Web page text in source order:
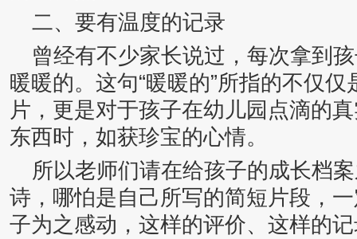
二、要有温度的记录
曾经有不少家长说过，每次拿到
暖暖的。这句“暖暖的”所指的不仅
片，更是对于孩子在幼儿园点滴的
东西时，如获珍宝的心情。
所以老师们请在给孩子的成长档
诗，哪怕是自己所写的简短片段，
子为之感动，这样的评价、这样的